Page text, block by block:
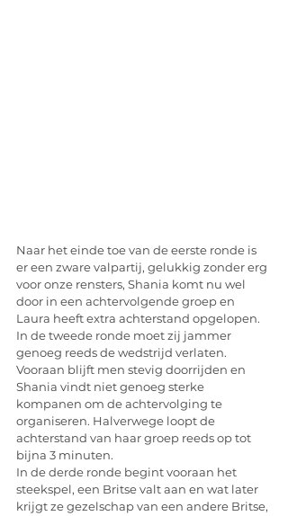
Naar het einde toe van de eerste ronde is
er een zware valpartij, gelukkig zonder erg
voor onze rensters, Shania komt nu wel
door in een achtervolgende groep en
Laura heeft extra achterstand opgelopen.
In de tweede ronde moet zij jammer
genoeg reeds de wedstrijd verlaten.
Vooraan blijft men stevig doorrijden en
Shania vindt niet genoeg sterke
kompanen om de achtervolging te
organiseren. Halverwege loopt de
achterstand van haar groep reeds op tot
bijna 3 minuten.
In de derde ronde begint vooraan het
steekspel, een Britse valt aan en wat later
krijgt ze gezelschap van een andere Britse,